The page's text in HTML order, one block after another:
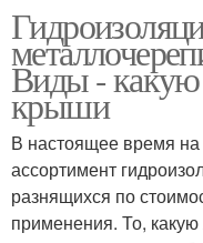
Виды - какую
крыши
В настоящее время
ассортимент
разнящихся по
применения. То,